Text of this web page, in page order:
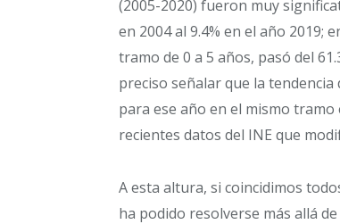
(2005-2020) fueron muy
en 2004 al 9.4% en el año 2019;
tramo de 0 a 5 años, pasó del
preciso señalar que la
para ese año en el mismo
recientes datos del INE que
A esta altura, si coincidimos
ha podido resolverse más allá